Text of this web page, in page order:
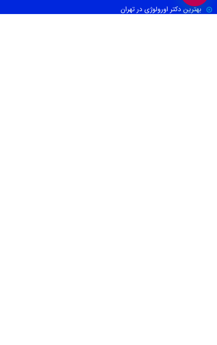
بهترین دکتر اورولوژی در تهران